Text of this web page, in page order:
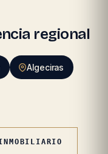
regional
Algeciras
INMOBILIARIO